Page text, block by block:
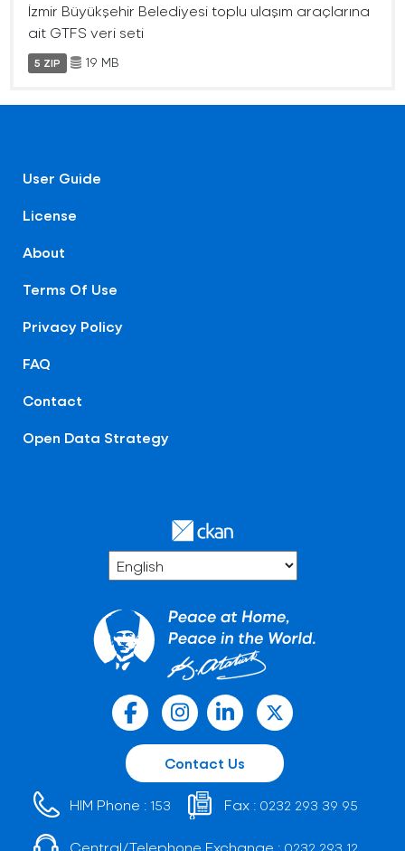
İzmir Büyükşehir Belediyesi toplu ulaşım araçlarına
ait GTFS veri seti
5 ZIP 19 MB
User Guide
License
About
Terms Of Use
Privacy Policy
FAQ
Contact
Open Data Strategy
Contact Us
HIM Phone : 153 Fax : 0232 293 39 95
Central/Telephone Exchange :